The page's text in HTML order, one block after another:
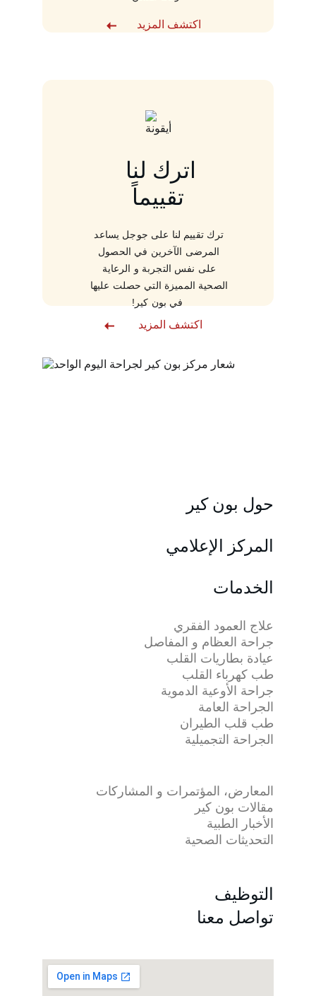
اترك لنا
تقييماً
اكتشف المزيد
اكتشف المزيد
ترك تقييم لنا على جوجل يساعد
المرضى الآخرين في الحصول
على نفس التجربة و الرعاية
الصحية المميزة التي حصلت عليها
في بون كير!
حول بون كير
التوظيف
تواصل معنا
الخدمات
علاج العمود الفقري
جراحة العظام و المفاصل
عيادة بطاريات القلب
طب كهرباء القلب
جراحة الأوعية الدموية
الجراحة العامة
طب قلب الطيران
الجراحة التجميلية
المركز الإعلامي
المعارض، المؤتمرات و المشاركات
مقالات بون كير
الأخبار الطبية
التحديثات الصحية